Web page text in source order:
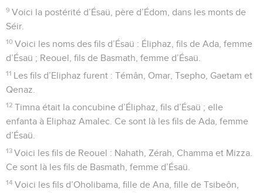
9 Voici la postérité d’Ésaü, père d’Édom, dans les monts de
Séir.
10 Voici les noms des fils d’Ésaü : Éliphaz, fils de Ada, femme
d’Ésaü ; Reouel, fils de Basmath, femme d’Ésaü.
11 Les fils d’Eliphaz furent : Témân, Omar, Tsepho, Gaetam et
Qenaz.
12 Timna était la concubine d’Éliphaz, fils d’Ésaü ; elle
enfanta à Eliphaz Amalec. Ce sont là les fils de Ada, femme
d’Ésaü.
13 Voici les fils de Reouel : Nahath, Zérah, Chamma et Mizza.
Ce sont là les fils de Basmath, femme d’Ésaü.
14 Voici les fils d’Oholibama, fille de Ana, fille de Tsibeôn,